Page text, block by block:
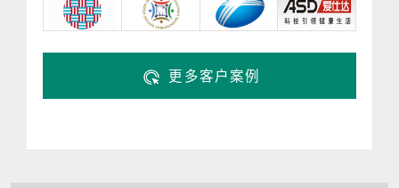
更多客户案例